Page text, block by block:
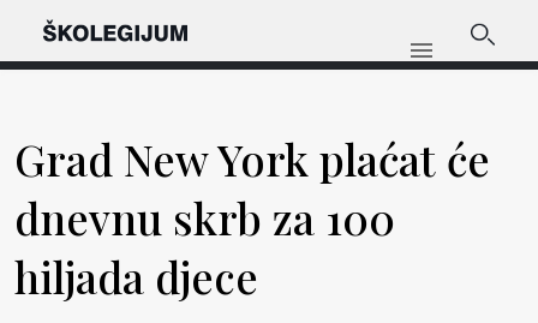
Grad New York plaćat će
dnevnu skrb za 100
hiljada djece